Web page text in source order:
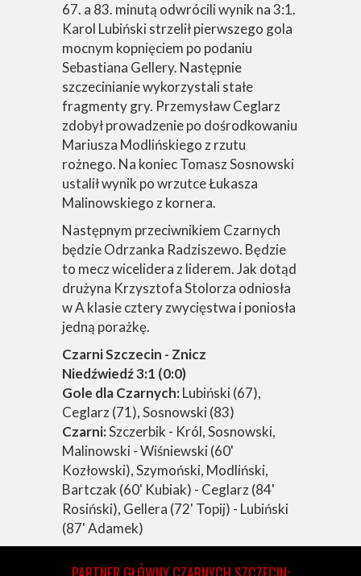
67. a 83. minutą odwrócili wynik na 3:1.
Karol Lubiński strzelił pierwszego gola
mocnym kopnięciem po podaniu
Sebastiana Gellery. Następnie
szczecinianie wykorzystali stałe
fragmenty gry. Przemysław Ceglarz
zdobył prowadzenie po dośrodkowaniu
Mariusza Modlińskiego z rzutu
rożnego. Na koniec Tomasz Sosnowski
ustalił wynik po wrzutce Łukasza
Malinowskiego z kornera.
Następnym przeciwnikiem Czarnych
będzie Odrzanka Radziszewo. Będzie
to mecz wicelidera z liderem. Jak dotąd
drużyna Krzysztofa Stolorza odniosła
w A klasie cztery zwycięstwa i poniosła
jedną porażkę.
Czarni Szczecin - Znicz
Niedźwiedź 3:1 (0:0)
Gole dla Czarnych:Lubiński (67),
Ceglarz (71), Sosnowski (83)
Czarni:Szczerbik - Król, Sosnowski,
Malinowski - Wiśniewski (60'
Kozłowski), Szymoński, Modliński,
Bartczak (60' Kubiak) - Ceglarz (84'
Rosiński), Gellera (72' Topij) - Lubiński
(87' Adamek)